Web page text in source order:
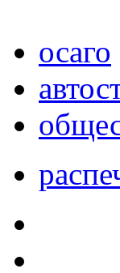
осаго